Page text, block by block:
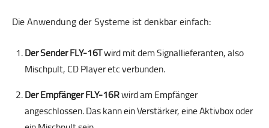
Die Anwendung der Systeme ist denkbar einfach:
Der Sender FLY-16Twird mit dem Signallieferanten, also
Mischpult, CD Player etc verbunden.
Der Empfänger FLY-16Rwird am Empfänger
angeschlossen. Das kann ein Verstärker, eine Aktivbox oder